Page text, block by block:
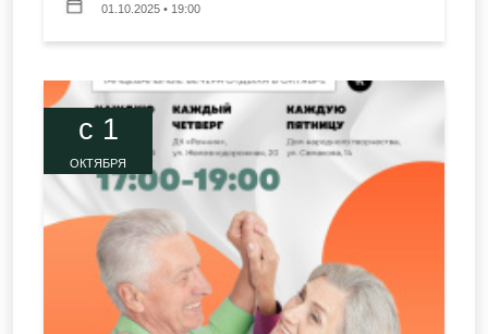
01.10.2025 • 19:00
c 1
ОКТЯБРЯ